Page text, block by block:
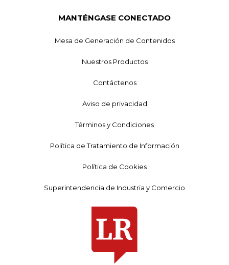
MANTÉNGASE CONECTADO
Mesa de Generación de Contenidos
Nuestros Productos
Contáctenos
Aviso de privacidad
Términos y Condiciones
Política de Tratamiento de Información
Política de Cookies
Superintendencia de Industria y Comercio